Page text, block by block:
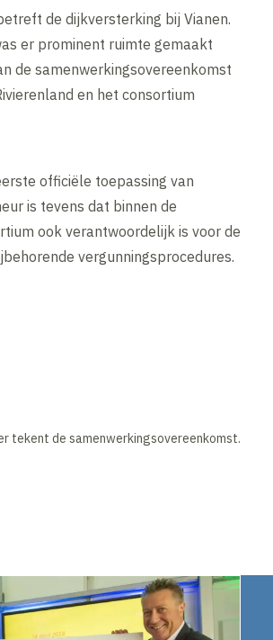
tekent de samenwerkingsovereenkomst.
de dijkversterking bij Vianen.
er prominent ruimte gemaakt
de samenwerkingsovereenkomst
en het consortium
officiële toepassing van
is tevens dat binnen de
ook verantwoordelijk is voor de
vergunningsprocedures.